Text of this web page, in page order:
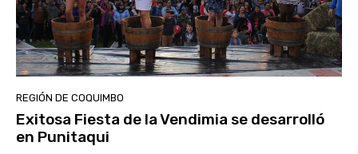
REGIÓN DE COQUIMBO
Exitosa Fiesta de la Vendimia se desarrolló
en Punitaqui